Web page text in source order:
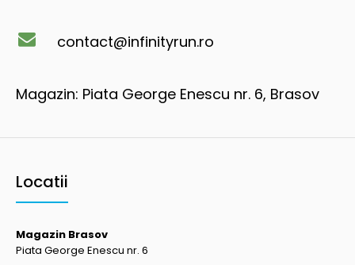
contact@infinityrun.ro
Magazin: Piata George Enescu nr. 6, Brasov
Locatii
Magazin Brasov
Piata George Enescu nr. 6